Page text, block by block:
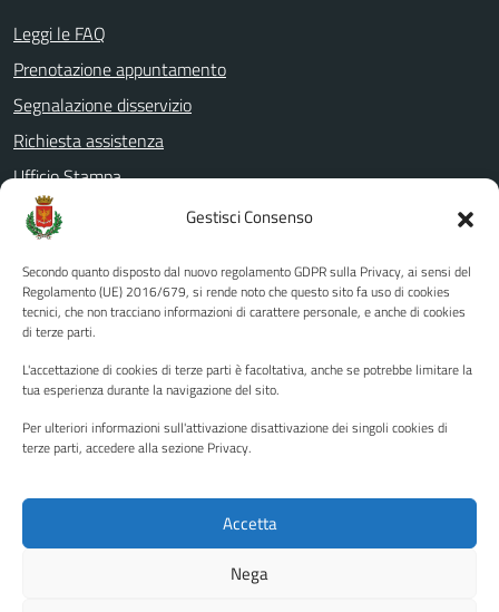
Gestisci Consenso
Secondo quanto disposto dal nuovo regolamento GDPR sulla Privacy, ai sensi del
Regolamento (UE) 2016/679, si rende noto che questo sito fa uso di cookies
tecnici, che non tracciano informazioni di carattere personale, e anche di cookies
di terze parti.
L'accettazione di cookies di terze parti è facoltativa, anche se potrebbe limitare la
tua esperienza durante la navigazione del sito.
Per ulteriori informazioni sull'attivazione disattivazione dei singoli cookies di
terze parti, accedere alla sezione Privacy.
Accetta
Nega
Leggi le FAQ
Prenotazione appuntamento
Segnalazione disservizio
Richiesta assistenza
Ufficio Stampa
Amministrazione Trasparente
Albo pretorio
Informativa privacy
Note legali
Piano di miglioramento del sito
Instagram